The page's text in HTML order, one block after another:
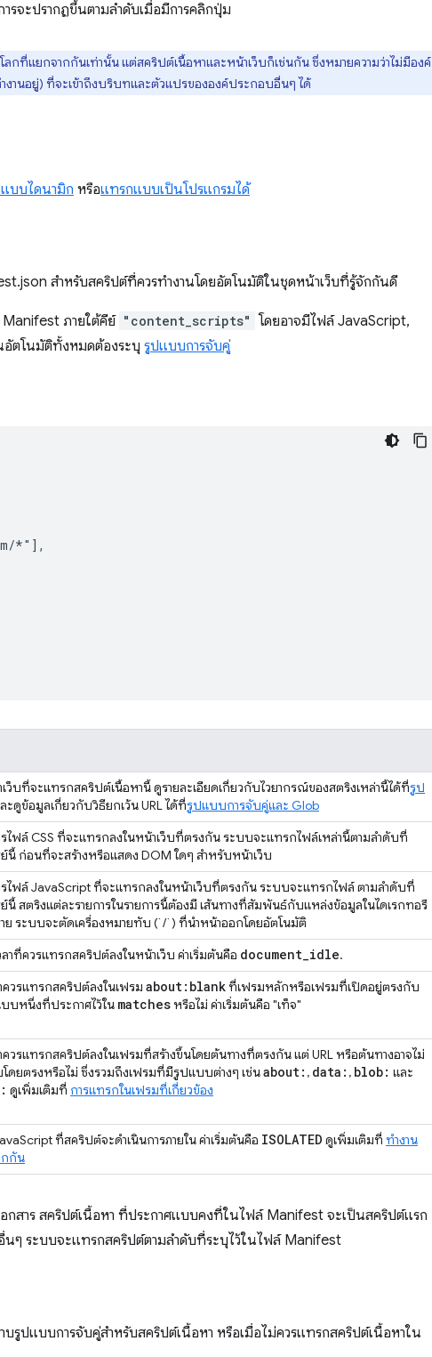
รจะปรากฏขึ้นตามลำดับเมื่อมีการคลิกปุ่ม
ลกที่แยกจากกันเท่านั้น แต่สคริปต์เนื้อหาและหน้าเว็บก็เช่นกัน ซึ่งหมายความว่าไม่มีองค์
านอยู่) ที่จะเข้าถึงบริบทและตัวแปรขององค์ประกอบอื่นๆ ได้
บบไดนามิก หรือแทรกแบบเป็นโปรแกรมได้
สำหรับสคริปต์ที่ควรทำงานโดยอัตโนมัติในชุดหน้าเว็บที่รู้จักกันดี
ภายใต้คีย์ "content_scripts" โดยอาจมีไฟล์ JavaScript,
อัตโนมัติทั้งหมดต้องระบุ รูปแบบการจับคู่
*"],
ว็บที่จะแทรกสคริปต์เนื้อหานี้ ดูรายละเอียดเกี่ยวกับไวยากรณ์ของสตริงเหล่านี้ได้ที่รูป
ะดูข้อมูลเกี่ยวกับวิธียกเว้น URL ได้ที่รูปแบบการจับคู่และ Glob
ไฟล์ CSS ที่จะแทรกลงในหน้าเว็บที่ตรงกัน ระบบจะแทรกไฟล์เหล่านี้ตามลำดับที่
ย์นี้ ก่อนที่จะสร้างหรือแสดง DOM ใดๆ สำหรับหน้าเว็บ
รไฟล์ JavaScript ที่จะแทรกลงในหน้าเว็บที่ตรงกัน ระบบจะแทรกไฟล์ ตามลำดับที่
ย์นี้ สตริงแต่ละรายการในรายการนี้ต้องมี เส้นทางที่สัมพันธ์กับแหล่งข้อมูลในไดเรกทอรี
ย ระบบจะตัดเครื่องหมายทับ (`/`) ที่นำหน้าออกโดยอัตโนมัติ
าที่ควรแทรกสคริปต์ลงในหน้าเว็บ ค่าเริ่มต้นคือ document_idle.
วรแทรกสคริปต์ลงในเฟรม about:blankที่เฟรมหลักหรือเฟรมที่เปิดอยู่ตรงกับ
บหนึ่งที่ประกาศไว้ใน matchesหรือไม่ ค่าเริ่มต้นคือ "เท็จ"
วรแทรกสคริปต์ลงในเฟรมที่สร้างขึ้นโดยต้นทางที่ตรงกัน แต่ URL หรือต้นทางอาจไม่
ดยตรงหรือไม่ ซึ่งรวมถึงเฟรมที่มีรูปแบบต่างๆ เช่นabout: , data: , blob: และ
ดูเพิ่มเติมที่ การแทรกในเฟรมที่เกี่ยวข้อง
ที่สคริปต์จะดำเนินการภายใน ค่าเริ่มต้นคือ ISOLATED ดูเพิ่มเติมที่ ทำงาน
กกัน
อกสาร สคริปต์เนื้อหา ที่ประกาศแบบคงที่ในไฟล์ Manifest จะเป็นสคริปต์แรก
ๆ ระบบจะแทรกสคริปต์ตามลำดับที่ระบุไว้ในไฟล์ Manifest
รูปแบบการจับคู่สำหรับสคริปต์เนื้อหา หรือเมื่อไม่ควรแทรกสคริปต์เนื้อหาใน